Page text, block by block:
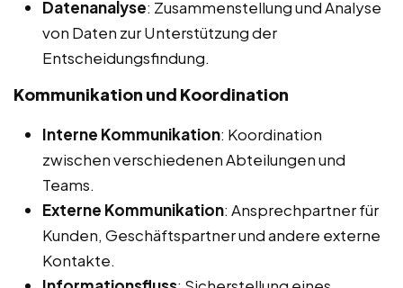
Datenanalyse: Zusammenstellung und Analyse
von Daten zur Unterstützung der
Entscheidungsfindung.
Kommunikation und Koordination
Interne Kommunikation: Koordination
zwischen verschiedenen Abteilungen und
Teams.
Externe Kommunikation: Ansprechpartner für
Kunden, Geschäftspartner und andere externe
Kontakte.